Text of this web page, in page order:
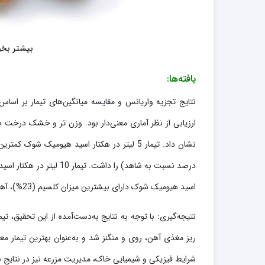
بیشتر
یافته‌ها:
نتایج تجزیه واریانس و مقایسه میانگین‌های تیمار بر
اسید هیومیک شوک دارای بیشترین میزان کلسیم (23%)، آهن (25%)، روی (22%) و منگنز (24%) نسبت به شاهد بود.
ریز مغذی آهن، روی و منگنز شد و به‌عنوان بهترین
شرایط فیزیکی و شیمیایی خاک، مدیریت مزرعه نیز در